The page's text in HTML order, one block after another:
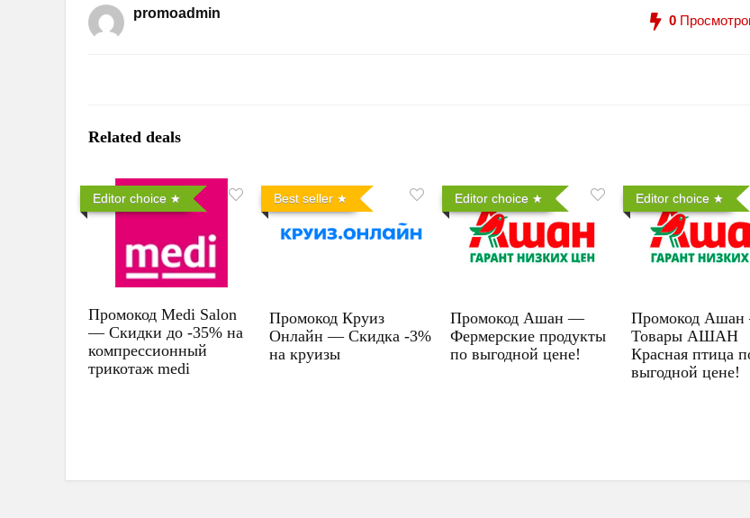
promoadmin 0
Related deals
Editor choice
Промокод Medi Salon
— Скидки до -35% на
компрессионный
трикотаж medi
Best seller
Промокод Круиз
Онлайн — Скидка -3%
на круизы
Editor choice
Промокод Ашан —
Фермерские продукты
по выгодной цене!
Editor choice
Промокод
Товары АШАН
Красная птица
выгодной цене!